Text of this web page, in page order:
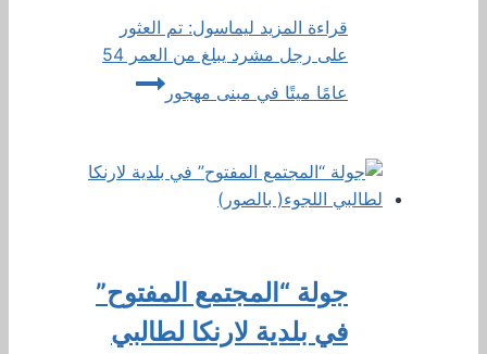
قراءة المزيد ليماسول: تم العثور
على رجل مشرد يبلغ من العمر 54
عامًا ميتًا في مبنى مهجور
جولة “المجتمع المفتوح”
في بلدية لارنكا لطالبي